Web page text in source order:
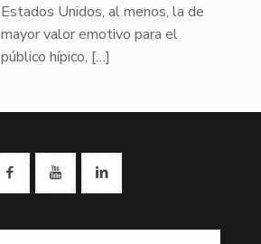
Estados Unidos, al menos, la de
mayor valor emotivo para el
público hípico, […]